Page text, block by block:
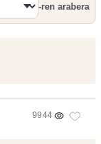
Bilatu
-ren arabera
9944